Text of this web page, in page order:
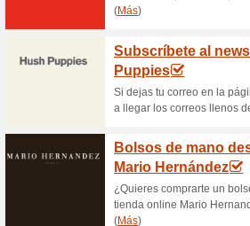
Entra ya en la
con precios
más y hazte con
Bolsos